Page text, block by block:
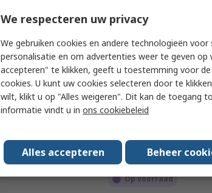
Op voorraad
RS PRO 79 dB Through
Continuous Internal
Buzzer 3 V dc Min 28V
RS-stocknr.535-8304
Op voorraad
We respecteren uw privacy
We gebruiken cookies en andere technologieën
personalisatie en om advertenties weer te geven op
accepteren" te klikken, geeft u toestemming voor
cookies. U kunt uw cookies selecteren door te
wilt, klikt u op "Alles weigeren". Dit kan de toegang
informatie vindt u in ons cookiebeleid
Alles accepteren Beheer